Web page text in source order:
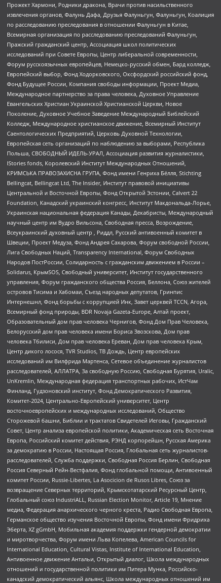
Прожект Хармони, Родники дракона, Врачи против насильственного
извлечения органов, Фалунь Дафа, Друзья Фалуньгун, Фалуньгун, Коалиция
по расследованию преследования в отношении Фалуньгун в Китае,
Всемирная организация по расследованию преследований Фалуньгун,
Пражский гражданский центр, Ассоциация школ политических
исследований при Совете Европы, Центр либеральной современности,
Форум русскоязычных европейцев, Немецко-русский обмен, Бард колледж,
Европейский выбор, Фонд Ходорковского, Оксфордский российский фонд,
Фонд Будущее России, Компания свободы информации, Проект Медиа,
Международное партнерство за права человека, Духовное Управление
Евангельских Христиан Украинской Христианской Церкви, Новое
Поколение, Духовное Учебное Заведение Международный Библейский
Колледж, Международное христианское движение, Всемирный Институт
Саентологических Предприятий, Церковь Духовной Технологии,
Европейская сеть организаций по наблюдению за выборами, Республика
Польша, СВОБОДНЫЙ ИДЕЛЬ-УРАЛ, Ассоциация развития журналистики,
IStories fonds, Королевский Институт Международных Отношений,
КРИМСЬКА ПРАВОЗАХИСНА ГРУПА, Фонд имени Генриха Бёлля, Stichting
Bellingcat, Bellingcat Ltd, The Insider, Институт правовой инициативы
Центральной и Восточной Европы, Фонд Открытой Эстонии, Calvert 22
Foundation, Канадский украинский конгресс, Институт Макдональда-Лорье,
Украинская национальная федерация Канады, Декабристы, Международный
научный центр им Вудро Вильсона, Свободная пресса, Возрождение,
Всеукраинский духовный центр , Риддл, Русский антивоенный комитет в
Швеции, Проект Медуза, Фонд Андрея Сахарова, Форум свободной России,
Лига Свободных Наций, Transparеncy International, Форум Свободных
Народов ПостРоссии, Солидарность с гражданским движением в России –
Solidarus, КрымSOS, Свободный университет, Институт государственного
управления, Форум гражданского общества Россия, Беллона, Союз жителей
островов Тисима и Хабомаи, Съезд народных депутатов, Гринпис
Интернешнл, Фонд борьбы с коррупцией Инк, Завет церквей TCCN, Агора,
Всемирный фонд природы, BDR Novaja Gazeta-Europe, Алтай проект,
Образовательный дом прав человека Чернигов, Фонд Дом Прав Человека,
Белорусский дом прав человека имени Бориса Звозскова, Дом прав
человека Тбилиси, Дом прав человека Ереван, Дом прав человека Крым,
Центр дикого лосося, TVR Studios, ТВ Дождь, Центр европейских
исследований им Вилфрида Мартенса, Сетевое объединение журналистов
расследователей, АЛЛАТРА, За свободную Россию, Свободная Бурятия, Uralic,
UnKremlin, Международная федерация транспортных рабочих, ИстЧам
Финланд, Гудзоновский институт, Фонд Демократического Развития,
Комитет-2024, Центрально-Европейский университет, Центр
восточноевропейских и международных исследований, Общество
Сторожевой башни, Библии и трактатов Свидетелей Иеговы, Гражданский
Совет, Центр анализа европейской политики, Академическая сеть Восточная
Европа, Российский комитет действия, РЭНД корпорейшн, Русская Америка
за демократию в России, Настоящая Россия, Глобальная сеть журналистов-
расследователей, Служба поддержки, Свободная Россия Берлин, Свободная
Россия Северный Рейн-Вестфалия, Фонд глобальной помощи, Антивоенный
комитет России, Russie-Libertes, La Asocicion de Rusos Libres, Союз за
возвращение Северных территорий, Крымскотатарский Ресурсный Центр,
Глобальный союз IndustriALL, Russian Election Monitor, Article 19, Мнение
медиа, Федерация анархического черного креста, Радио Свободная Европа,
Германское общество изучения Восточной Европы, Фонд имени Фридриха
Эберта, XZ gGmbH, Мобильная академия поддержки гендерной демократии
и миротворчества, Форум имени Льва Копелева, American Councils for
International Education, Cultural Vistas, Institute of International Education,
Антивоенное движение Антальи, Открытый диалог, Школа международных
отношений и государственной политики им Питера Мунка, Российско-
канадский демократический альянс, Школа международных отношений им